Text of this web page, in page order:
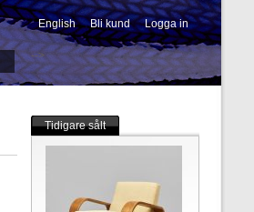
English Bli kund Logga in
-->
Tidigare sålt